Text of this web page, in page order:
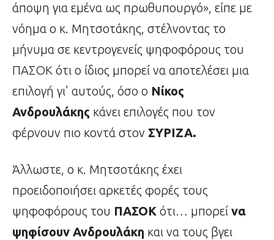
άποψη για εμένα ως πρωθυπουργό», είπε με
νόημα ο κ. Μητσοτάκης, στέλνοντας το
μήνυμα σε κεντρογενείς ψηφοφόρους του
ΠΑΣΟΚ ότι ο ίδιος μπορεί να αποτελέσει μια
επιλογή γι’ αυτούς, όσο ο Νίκος
Ανδρουλάκης κάνει επιλογές που τον
φέρνουν πιο κοντά στον ΣΥΡΙΖΑ.
Άλλωστε, ο κ. Μητσοτάκης έχει
προειδοποιήσει αρκετές φορές τους
ψηφοφόρους του ΠΑΣΟΚ ότι… μπορεί να
ψηφίσουν Ανδρουλάκη και να τους βγει